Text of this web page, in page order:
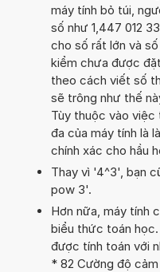
máy tính bỏ túi,
số như 1,447 012
cho số rất lớn và
kiểm chưa được
theo cách viết số
sẽ trông như thế
Tùy thuộc vào việc
đa của máy tính là
chính xác cho hầu
Thay vì '4^3', bạn
pow 3'.
Hơn nữa, máy tính
biểu thức toán
được tính toán với
* 82 Cường độ